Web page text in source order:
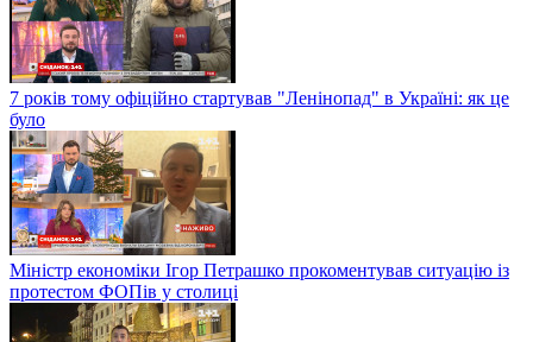
7 років тому офіційно стартував "Ленінопад" в Україні: як це
було
Міністр економіки Ігор Петрашко прокоментував ситуацію із
протестом ФОПів у столиці